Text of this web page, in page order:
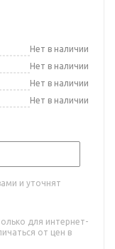
Нет в наличии
Нет в наличии
Нет в наличии
Нет в наличии
и уточнят
для интернет-
от цен в